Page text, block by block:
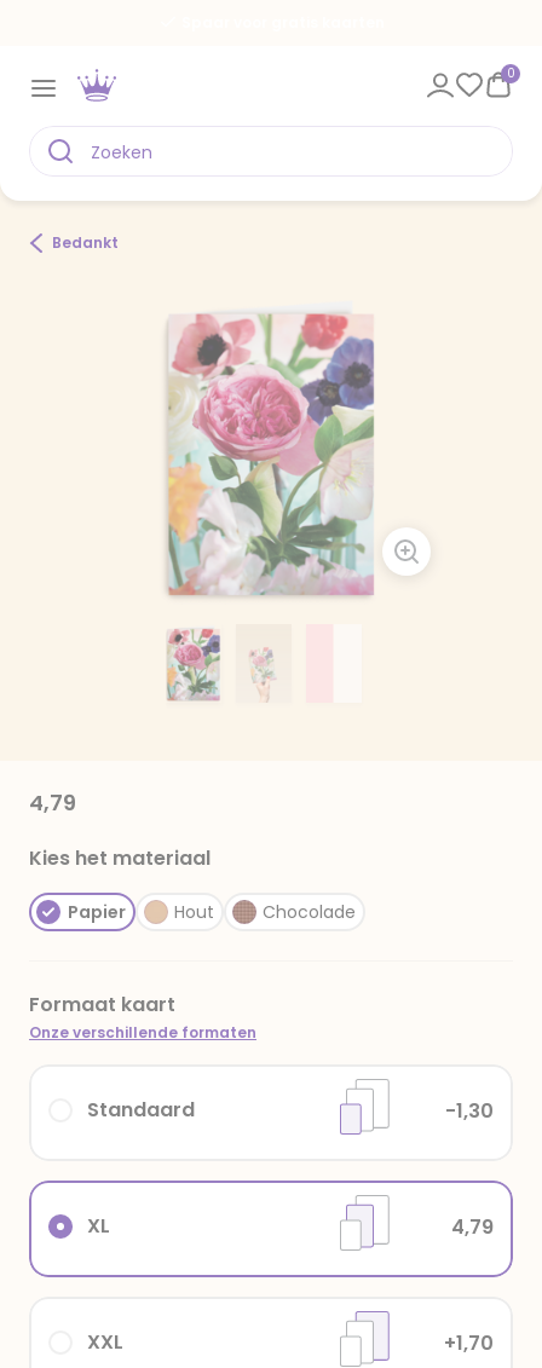
0
Bedankt
4,79
Kies het materiaal
Papier Hout Chocolade
Formaat kaart
Onze verschillende formaten
XXL +1,70
XL 4,79
Standaard -1,30